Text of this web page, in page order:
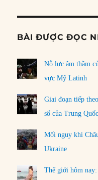
BÀI ĐƯỢC ĐỌC
Nỗ lực âm thầm
vực Mỹ Latinh
Giai đoạn tiếp
số của Trung Quốc
Mối nguy khi
Ukraine
Thế giới hôm